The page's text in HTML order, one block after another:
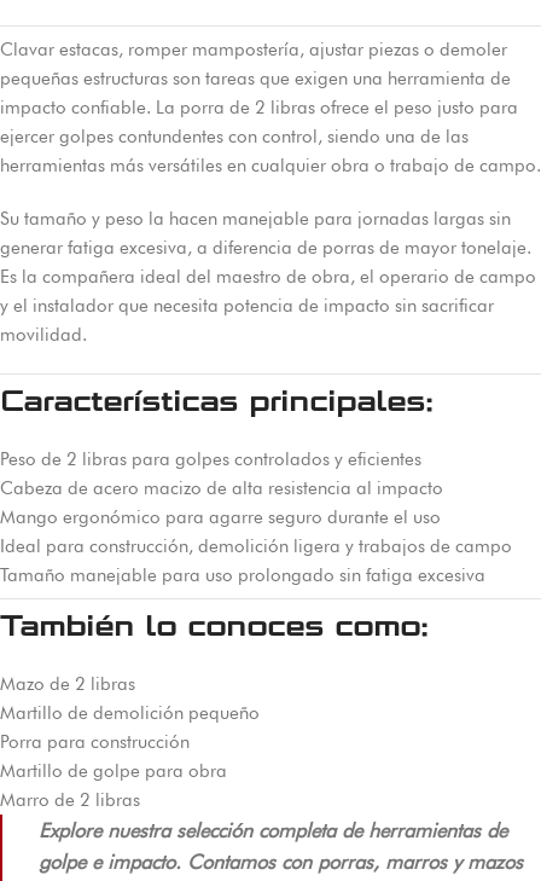
Clavar estacas, romper mampostería, ajustar piezas o demoler
pequeñas estructuras son tareas que exigen una herramienta de
impacto confiable. La porra de 2 libras ofrece el peso justo para
ejercer golpes contundentes con control, siendo una de las
herramientas más versátiles en cualquier obra o trabajo de campo.
Su tamaño y peso la hacen manejable para jornadas largas sin
generar fatiga excesiva, a diferencia de porras de mayor tonelaje.
Es la compañera ideal del maestro de obra, el operario de campo
y el instalador que necesita potencia de impacto sin sacrificar
movilidad.
Características principales:
Peso de 2 libras para golpes controlados y eficientes
Cabeza de acero macizo de alta resistencia al impacto
Mango ergonómico para agarre seguro durante el uso
Ideal para construcción, demolición ligera y trabajos de campo
Tamaño manejable para uso prolongado sin fatiga excesiva
También lo conoces como:
Mazo de 2 libras
Martillo de demolición pequeño
Porra para construcción
Martillo de golpe para obra
Marro de 2 libras
Explore nuestra selección completa de herramientas de
golpe e impacto. Contamos con porras, marros y mazos